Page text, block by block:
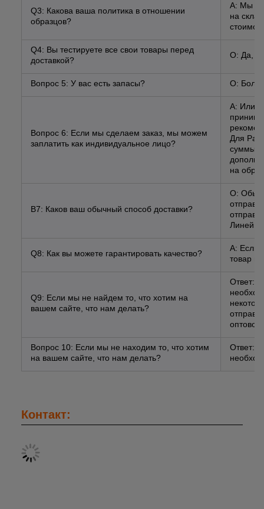
Q3: Какова ваша политика в отношении
образцов?
A: Мы
на
Q4: Вы тестируете все свои товары перед
доставкой?
О: Да, у
Вопрос 5: У вас есть запасы? О:
Вопрос 6: Если мы сделаем заказ, мы можем
заплатить как индивидуальное лицо?
A: Или
Для
суммы,
на
В7: Каков ваш обычный способ доставки?
О:
Q8: Как вы можете гарантировать качество?
A: Если
товар
Q9: Если мы не найдем то, что хотим на
вашем сайте, что нам делать?
Ответ:
оптовой
Вопрос 10: Если мы не находим то, что хотим
на вашем сайте, что нам делать?
Ответ:
Контакт: